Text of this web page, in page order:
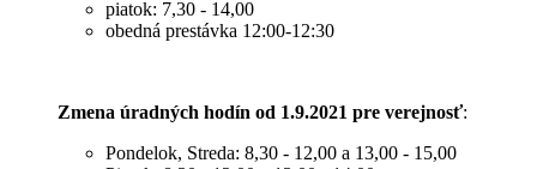
piatok: 7,30 - 14,00
obedná prestávka 12:00-12:30
Zmena úradných hodín od 1.9.2021 pre verejnosť:
Pondelok, Streda: 8,30 - 12,00 a 13,00 - 15,00